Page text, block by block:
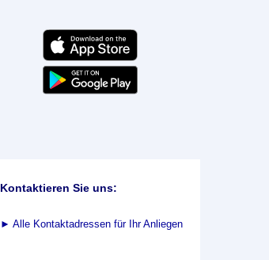
Kontaktieren Sie uns:
► Alle Kontaktadressen für Ihr Anliegen